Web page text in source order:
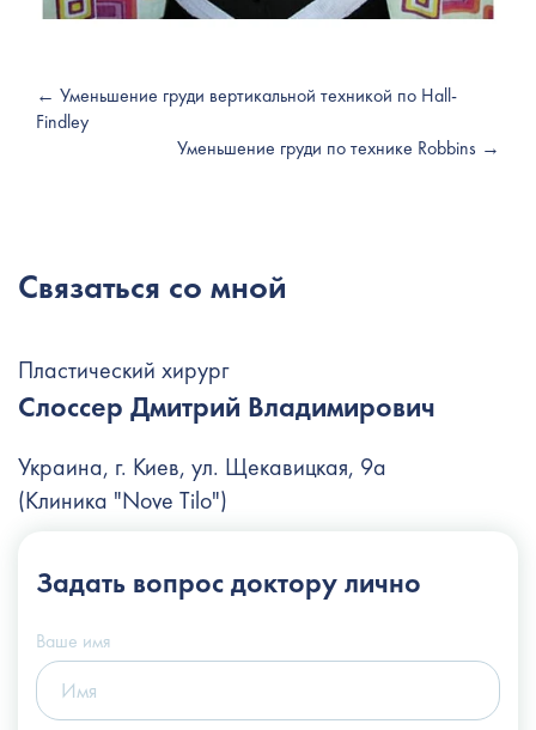
← Уменьшение груди вертикальной техникой по Hall-
Findley
Уменьшение груди по технике Robbins →
Связаться со мной
Пластический хирург
Слоссер Дмитрий Владимирович
Украина, г. Киев, ул. Щекавицкая, 9а
(Клиника "Nove Tilo")
+38 (066) 122-6-111
info@slosser.com.ua
Задать вопросдоктору лично
Ваше имя